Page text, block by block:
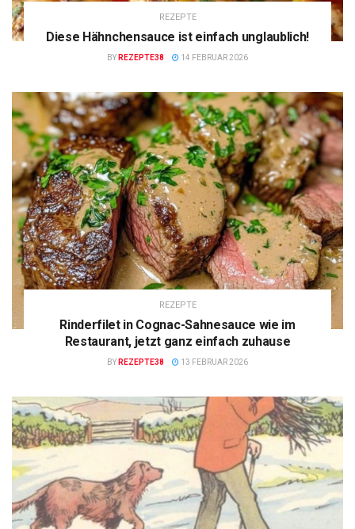
REZEPTE
Diese Hähnchensauce ist einfach unglaublich!
BY REZEPTE38 14 FEBRUAR 2026
REZEPTE
Rinderfilet in Cognac-Sahnesauce wie im
Restaurant, jetzt ganz einfach zuhause
BY REZEPTE38 13 FEBRUAR 2026